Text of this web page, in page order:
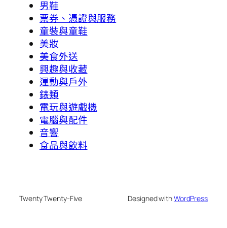
男鞋
票券、憑證與服務
童裝與童鞋
美妝
美食外送
興趣與收藏
運動與戶外
錶類
電玩與遊戲機
電腦與配件
音響
食品與飲料
Twenty Twenty-Five Designed withWordPress